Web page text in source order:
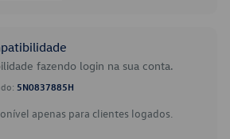
fazendo login na sua conta.
5N0837885H
apenas para clientes logados.